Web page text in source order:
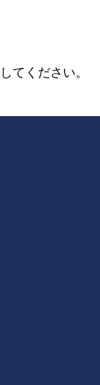
してください。